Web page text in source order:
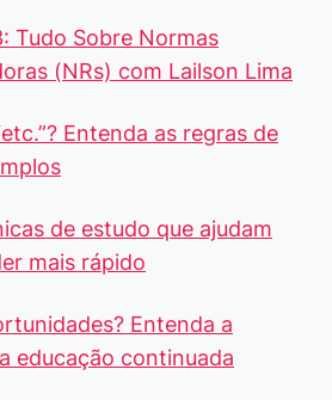
Tudo Sobre Normas
(NRs) com Lailson Lima
Entenda as regras de
de estudo que ajudam
mais rápido
Entenda a
educação continuada